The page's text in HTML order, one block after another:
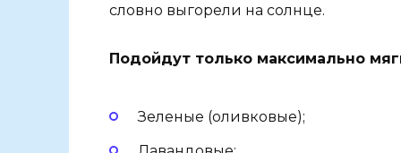
словно выгорели на солнце.
Подойдут только максимально
Зеленые (оливковые);